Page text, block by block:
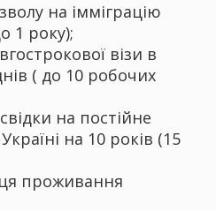
на імміграцію
1 року);
візи в
( до 10 робочих
на постійне
на 10 років (15
проживання